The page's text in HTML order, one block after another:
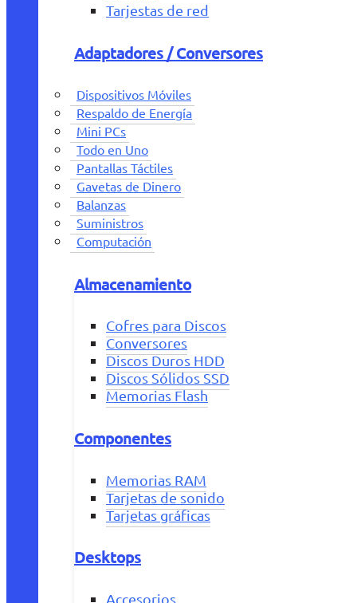
Tarjestas de red
Adaptadores / Conversores
Dispositivos Móviles
Respaldo de Energía
Mini PCs
Todo en Uno
Pantallas Táctiles
Gavetas de Dinero
Balanzas
Suministros
Computación
Almacenamiento
Cofres para Discos
Conversores
Discos Duros HDD
Discos Sólidos SSD
Memorias Flash
Componentes
Memorias RAM
Tarjetas de sonido
Tarjetas gráficas
Desktops
Accesorios